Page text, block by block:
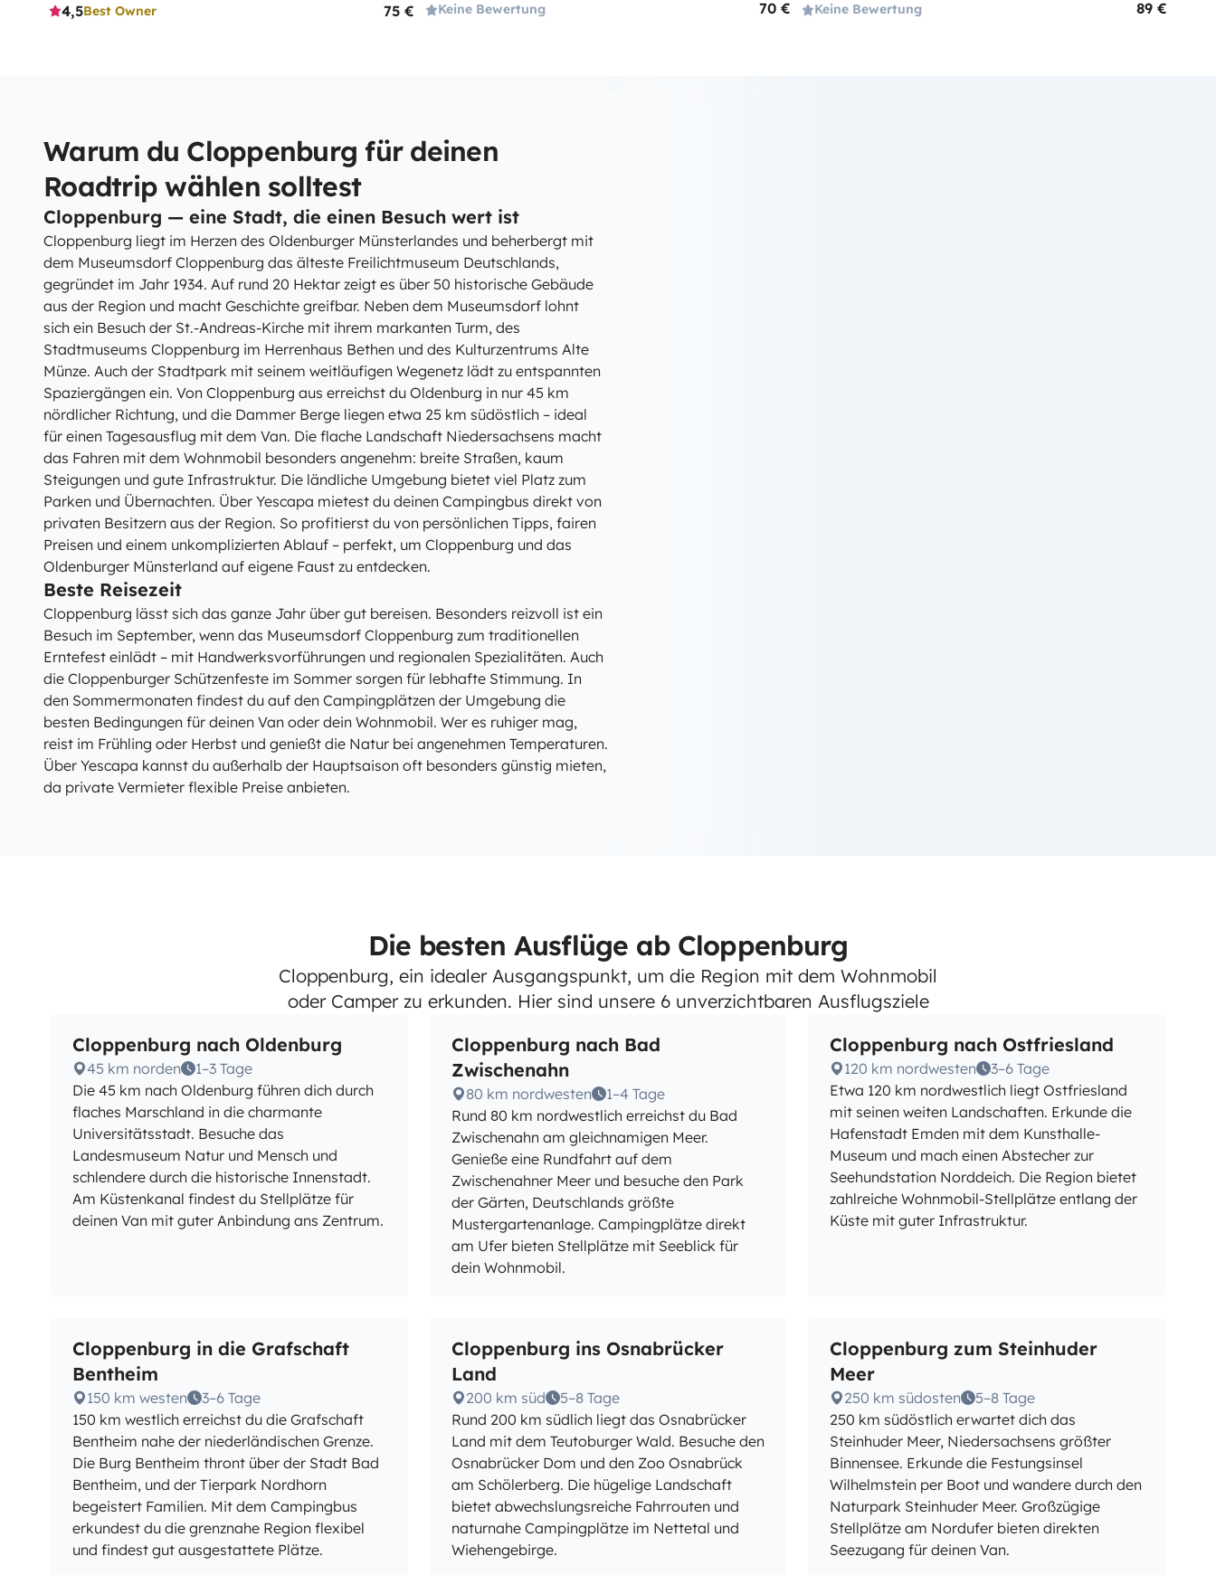
4,5Best Owner 75 € Keine Bewertung 70 € Keine Bewertung 89 €
Warum du Cloppenburg für deinen
Roadtrip wählen solltest
Cloppenburg — eine Stadt, die einen Besuch wert ist
Cloppenburg liegt im Herzen des Oldenburger Münsterlandes und beherbergt mit
dem Museumsdorf Cloppenburg das älteste Freilichtmuseum Deutschlands,
gegründet im Jahr 1934. Auf rund 20 Hektar zeigt es über 50 historische Gebäude
aus der Region und macht Geschichte greifbar. Neben dem Museumsdorf lohnt
sich ein Besuch der St.-Andreas-Kirche mit ihrem markanten Turm, des
Stadtmuseums Cloppenburg im Herrenhaus Bethen und des Kulturzentrums Alte
Münze. Auch der Stadtpark mit seinem weitläufigen Wegenetz lädt zu entspannten
Spaziergängen ein. Von Cloppenburg aus erreichst du Oldenburg in nur 45 km
nördlicher Richtung, und die Dammer Berge liegen etwa 25 km südöstlich – ideal
für einen Tagesausflug mit dem Van. Die flache Landschaft Niedersachsens macht
das Fahren mit dem Wohnmobil besonders angenehm: breite Straßen, kaum
Steigungen und gute Infrastruktur. Die ländliche Umgebung bietet viel Platz zum
Parken und Übernachten. Über Yescapa mietest du deinen Campingbus direkt von
privaten Besitzern aus der Region. So profitierst du von persönlichen Tipps, fairen
Preisen und einem unkomplizierten Ablauf – perfekt, um Cloppenburg und das
Oldenburger Münsterland auf eigene Faust zu entdecken.
Beste Reisezeit
Cloppenburg lässt sich das ganze Jahr über gut bereisen. Besonders reizvoll ist ein
Besuch im September, wenn das Museumsdorf Cloppenburg zum traditionellen
Erntefest einlädt – mit Handwerksvorführungen und regionalen Spezialitäten. Auch
die Cloppenburger Schützenfeste im Sommer sorgen für lebhafte Stimmung. In
den Sommermonaten findest du auf den Campingplätzen der Umgebung die
besten Bedingungen für deinen Van oder dein Wohnmobil. Wer es ruhiger mag,
reist im Frühling oder Herbst und genießt die Natur bei angenehmen Temperaturen.
Über Yescapa kannst du außerhalb der Hauptsaison oft besonders günstig mieten,
da private Vermieter flexible Preise anbieten.
Die besten Ausflüge ab Cloppenburg
Cloppenburg, ein idealer Ausgangspunkt, um die Region mit dem Wohnmobil
oder Camper zu erkunden. Hier sind unsere 6 unverzichtbaren Ausflugsziele
Cloppenburg nach Oldenburg
45 km norden
1–3 Tage
Die 45 km nach Oldenburg führen dich durch
flaches Marschland in die charmante
Universitätsstadt. Besuche das
Landesmuseum Natur und Mensch und
schlendere durch die historische Innenstadt.
Am Küstenkanal findest du Stellplätze für
deinen Van mit guter Anbindung ans Zentrum.
Cloppenburg nach Bad
Zwischenahn
80 km nordwesten
1–4 Tage
Rund 80 km nordwestlich erreichst du Bad
Zwischenahn am gleichnamigen Meer.
Genieße eine Rundfahrt auf dem
Zwischenahner Meer und besuche den Park
der Gärten, Deutschlands größte
Mustergartenanlage. Campingplätze direkt
am Ufer bieten Stellplätze mit Seeblick für
dein Wohnmobil.
Cloppenburg nach Ostfriesland
120 km nordwesten
3–6 Tage
Etwa 120 km nordwestlich liegt Ostfriesland
mit seinen weiten Landschaften. Erkunde die
Hafenstadt Emden mit dem Kunsthalle-
Museum und mach einen Abstecher zur
Seehundstation Norddeich. Die Region bietet
zahlreiche Wohnmobil-Stellplätze entlang der
Küste mit guter Infrastruktur.
Cloppenburg in die Grafschaft
Bentheim
150 km westen
3–6 Tage
150 km westlich erreichst du die Grafschaft
Bentheim nahe der niederländischen Grenze.
Die Burg Bentheim thront über der Stadt Bad
Bentheim, und der Tierpark Nordhorn
begeistert Familien. Mit dem Campingbus
erkundest du die grenznahe Region flexibel
und findest gut ausgestattete Plätze.
Cloppenburg ins Osnabrücker
Land
200 km süd
5–8 Tage
Rund 200 km südlich liegt das Osnabrücker
Land mit dem Teutoburger Wald. Besuche den
Osnabrücker Dom und den Zoo Osnabrück
am Schölerberg. Die hügelige Landschaft
bietet abwechslungsreiche Fahrrouten und
naturnahe Campingplätze im Nettetal und
Wiehengebirge.
Cloppenburg zum Steinhuder
Meer
250 km südosten
5–8 Tage
250 km südöstlich erwartet dich das
Steinhuder Meer, Niedersachsens größter
Binnensee. Erkunde die Festungsinsel
Wilhelmstein per Boot und wandere durch den
Naturpark Steinhuder Meer. Großzügige
Stellplätze am Nordufer bieten direkten
Seezugang für deinen Van.